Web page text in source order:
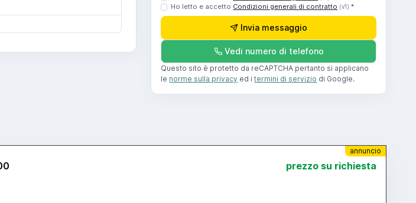
Ho letto e accetto Condizioni generali di contratto (v1) *
Invia messaggio
Vedi numero di telefono
Questo sito è protetto da reCAPTCHA pertanto si applicano
le norme sulla privacy ed itermini di servizio di Google.
annuncio
prezzo su richiesta